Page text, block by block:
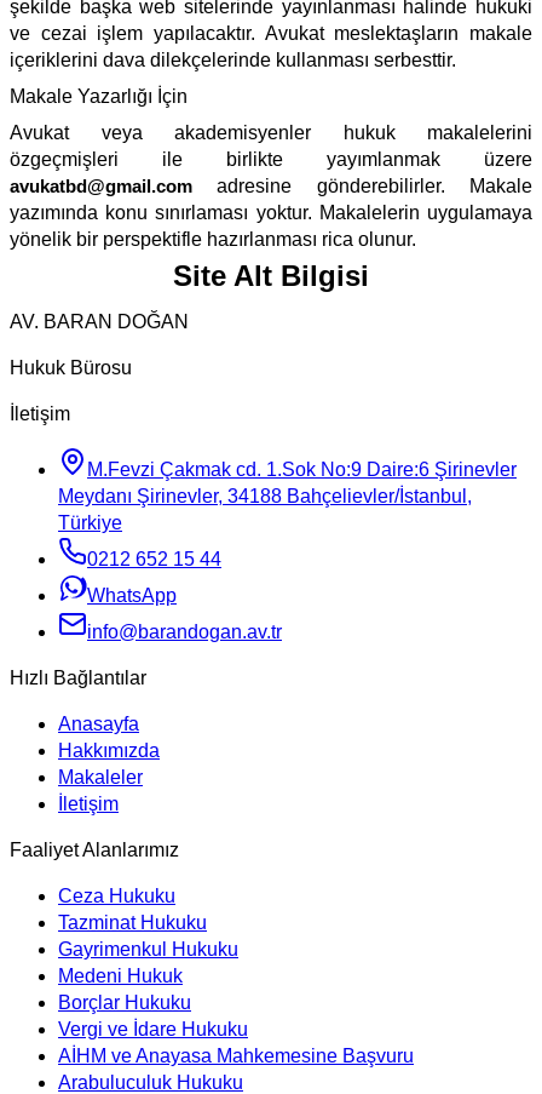
şekilde başka web sitelerinde yayınlanması halinde hukuki
ve cezai işlem yapılacaktır. Avukat meslektaşların makale
içeriklerini dava dilekçelerinde kullanması serbesttir.
Makale Yazarlığı İçin
Avukat veya akademisyenler hukuk makalelerini
özgeçmişleri ile birlikte yayımlanmak üzere
avukatbd@gmail.com adresine gönderebilirler. Makale
yazımında konu sınırlaması yoktur. Makalelerin uygulamaya
yönelik bir perspektifle hazırlanması rica olunur.
Site Alt Bilgisi
AV. BARAN DOĞAN
Hukuk Bürosu
İletişim
M.Fevzi Çakmak cd. 1.Sok No:9 Daire:6 Şirinevler
Meydanı Şirinevler, 34188 Bahçelievler/İstanbul,
Türkiye
0212 652 15 44
WhatsApp
info@barandogan.av.tr
Hızlı Bağlantılar
Anasayfa
Hakkımızda
Makaleler
İletişim
Faaliyet Alanlarımız
Ceza Hukuku
Tazminat Hukuku
Gayrimenkul Hukuku
Medeni Hukuk
Borçlar Hukuku
Vergi ve İdare Hukuku
AİHM ve Anayasa Mahkemesine Başvuru
Arabuluculuk Hukuku